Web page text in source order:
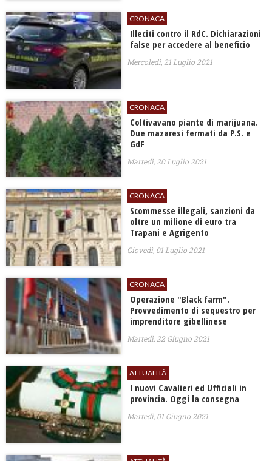
CRONACA
Illeciti contro il RdC. Dichiarazioni
false per accedere al beneficio
Mercoledì, 21 Luglio 2021
CRONACA
Coltivavano piante di marijuana.
Due mazaresi fermati da P.S. e
GdF
Martedì, 20 Luglio 2021
CRONACA
Scommesse illegali, sanzioni da
oltre un milione di euro tra
Trapani e Agrigento
Giovedì, 01 Luglio 2021
CRONACA
Operazione "Black farm".
Provvedimento di sequestro per
imprenditore gibellinese
Martedì, 22 Giugno 2021
ATTUALITÀ
I nuovi Cavalieri ed Ufficiali in
provincia. Oggi la consegna
Martedì, 01 Giugno 2021